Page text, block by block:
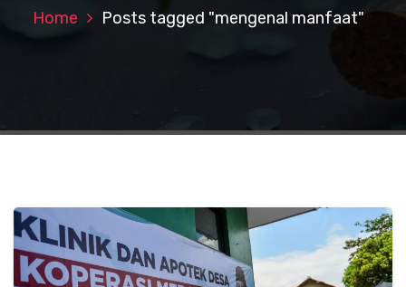
Home Posts tagged "mengenal manfaat"